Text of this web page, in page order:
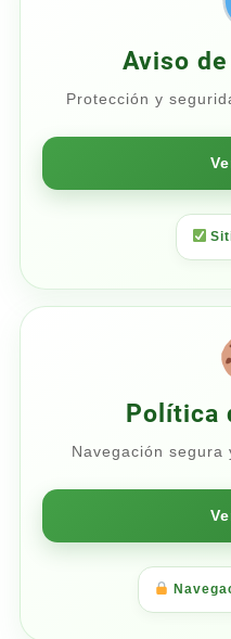
Aviso
Protección y
Política
Navegación